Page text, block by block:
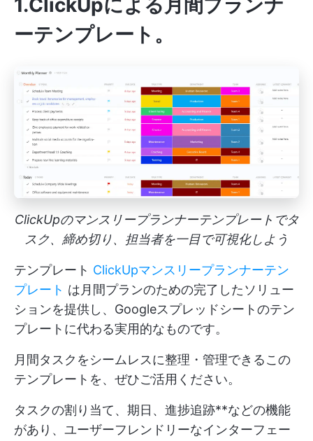
1.ClickUpによる月間プランナ
ーテンプレート 。
ClickUpのマンスリープランナーテンプレートでタ
スク、締め切り、担当者を一目で可視化しよう
テンプレート ClickUpマンスリープランナーテン
プレート は月間プランのための完了したソリュー
ションを提供し、Googleスプレッドシートのテン
プレートに代わる実用的なものです。
月間タスクをシームレスに整理・管理できるこの
テンプレートを、ぜひご活用ください。
タスクの割り当て、期日、進捗追跡**などの機能
があり、ユーザーフレンドリーなインターフェー